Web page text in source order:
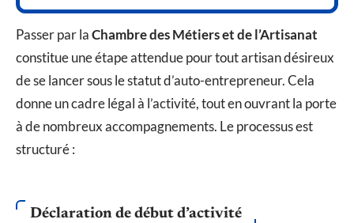
Passer par laChambre des Métiers et de l’Artisanat
constitue une étape attendue pour tout artisan désireux
de se lancer sous le statut d’auto-entrepreneur. Cela
donne un cadre légal à l’activité, tout en ouvrant la porte
à de nombreux accompagnements. Le processus est
structuré :
Déclaration de début d’activité